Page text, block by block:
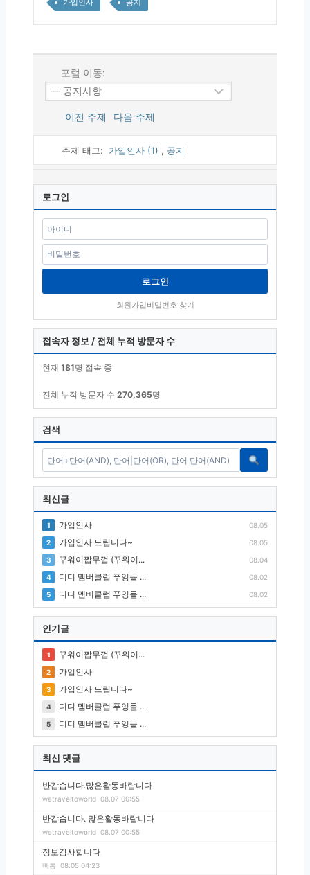
가입인사 공지
포럼 이동:
이전 주제 다음 주제
주제 태그: 가입인사 (1) , 공지
로그인
로그인
회원가입비밀번호 찾기
접속자 정보 / 전체 누적 방문자 수
현재 181명 접속 중
전체 누적 방문자 수 270,365명
검색
최신글
1 가입인사 08.05
2 가입인사 드립니다~ 08.05
3 꾸워이짭무껍 (꾸워이... 08.04
4 디디 멤버클럽 푸잉들 ... 08.02
5 디디 멤버클럽 푸잉들 ... 08.02
인기글
1 꾸워이짭무껍 (꾸워이...
2 가입인사
3 가입인사 드립니다~
4 디디 멤버클럽 푸잉들 ...
5 디디 멤버클럽 푸잉들 ...
최신 댓글
반갑습니다.많은활동바랍니다
wetraveltoworld 08.07 00:55
반갑습니다. 많은활동바랍니다
wetraveltoworld 08.07 00:55
정보감사합니다
삐통 08.05 04:23